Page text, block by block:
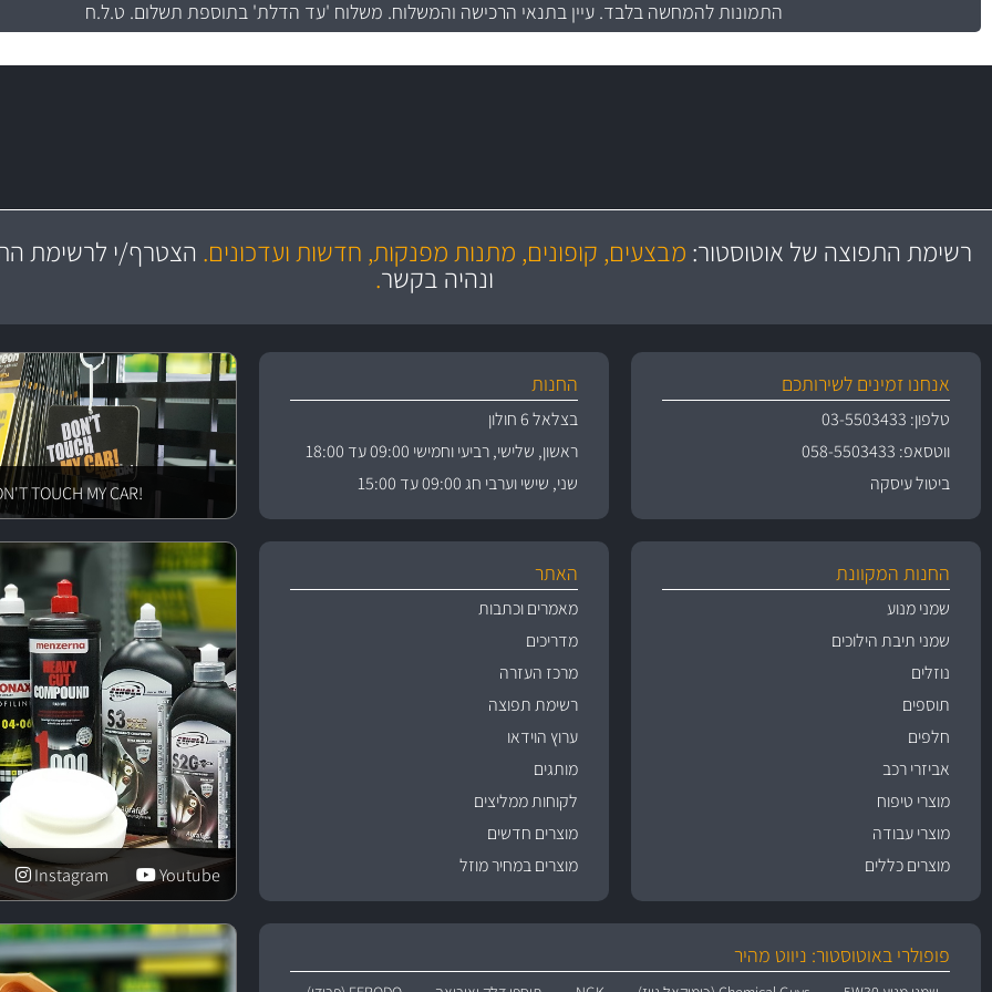
התמונות להמחשה בלבד. עיין בתנאי הרכישה והמשלוח. משלוח 'עד הדלת' בתוספת תשלום. ט.ל.ח
משלוח מהיר
באמצעות צ'יטה
משלוחים
במחיר
יותר מ- 500 מסנני שמן, אוויר, דלק וקבינה
מחלקת המסננים שלנו עשירה וכוללת מסננים מקוריים ומסננים של MANN ו- MAHLE
גרמניה
יותר מ- 400 מוצרי טיפוח לרכב
בקרו במחלקת מוצרי
מקצועיות
ושירות מצויין רשימת התפוצה של אוטוסטור: מבצעים, קופונים, מתנות מפנקות, חדשות ועדכונים. הצטרף/י לרשימת
ונהיה בקשר.
אנחנו זמינים לשירותכם
טלפון: 03-5503433
ווטסאפ: 058-5503433
ביטול עיסקה
החנות
בצלאל 6 חולון
ראשון, שלישי, רביעי וחמישי 09:00 עד 18:00
שני, שישי וערבי חג 09:00 עד 15:00
!DON'T TOUCH MY CAR
החנות המקוונת
שמני מנוע
שמני תיבת הילוכים
נוזלים
תוספים
חלפים
אביזרי רכב
מוצרי טיפוח
מוצרי עבודה
מוצרים כללים
האתר
מאמרים וכתבות
מדריכים
מרכז העזרה
רשימת תפוצה
ערוץ הוידאו
מותגים
לקוחות ממליצים
מוצרים חדשים
מוצרים במחיר מוזל
Youtube
Instagram
פופולרי באוטוסטור: ניווט מהיר